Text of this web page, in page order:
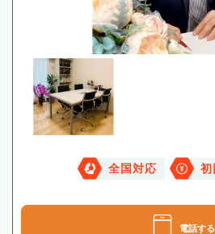
全国対応 初
電話する